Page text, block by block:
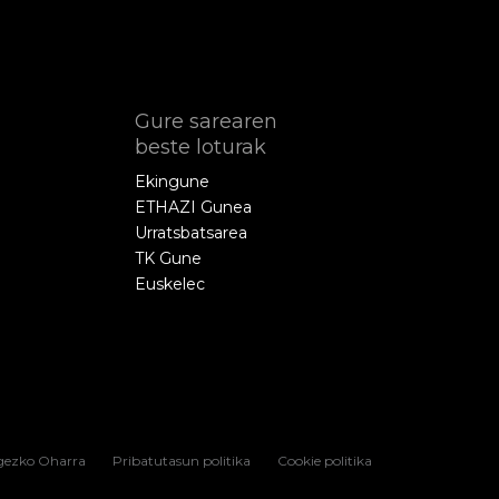
Gure sarearen
beste loturak
Ekingune
ETHAZI Gunea
Urratsbatsarea
TK Gune
Euskelec
Oharra Pribatutasun politika Cookie politika